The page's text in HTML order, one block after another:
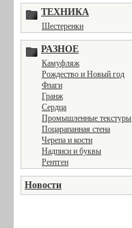
ТЕХНИКА
Шестеренки
РАЗНОЕ
Камуфляж
Рождество и Новый год
Флаги
Гранж
Сердца
Промышленные текстуры
Поцарапанная стена
Черепа и кости
Надписи и буквы
Рентген
Новости